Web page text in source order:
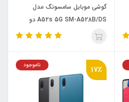
گوشی موبایل سامسونگ مدل
A52s 5G SM-A528B/DS دو
سیم‌کارت ظرفیت 256 گیگابایت و رم
17٪ ناموجود